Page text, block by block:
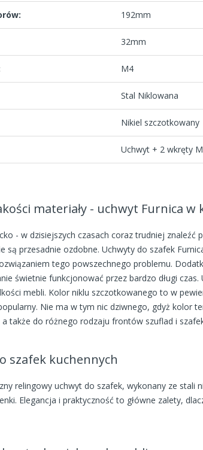
192mm
32mm
M4
Stal Niklowana
Nikiel szczotkowany
Uchwyt + 2 wkręty
materiały - uchwyt Furnica
- w dzisiejszych czasach coraz trudniej znaleźć
są przesadnie ozdobne. Uchwyty do szafek
tego powszechnego problemu.
świetnie funkcjonować przez bardzo długi
mebli. Kolor niklu szczotkowanego to w
Nie ma w tym nic dziwnego, gdyż kolor
a także do różnego rodzaju frontów szuflad i
szafek kuchennych
relingowy uchwyt do szafek, wykonany ze stali
Elegancja i praktyczność to główne zalety,